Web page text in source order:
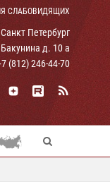
СЛАБОВИДЯЩИХ
Петербург
д. 10 а
(812) 246-44-70